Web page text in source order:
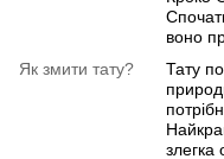
воно
Як змити тату?
Тату
злегка